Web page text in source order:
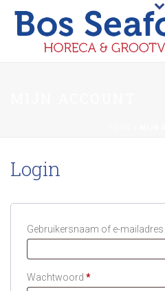
Login
Gebruikersnaam of e-mailadres
Wachtwoord *Vereist